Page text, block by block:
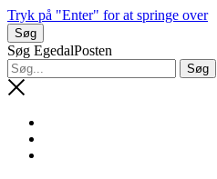
Tryk på "Enter" for at springe over
Søg
Søg EgedalPosten